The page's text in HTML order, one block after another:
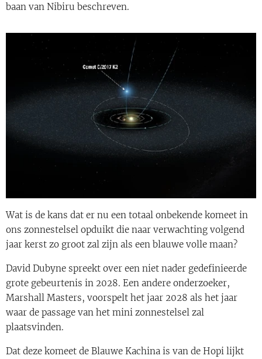
baan van Nibiru beschreven.
Wat is de kans dat er nu een totaal onbekende komeet in
ons zonnestelsel opduikt die naar verwachting volgend
jaar kerst zo groot zal zijn als een blauwe volle maan?
David Dubyne spreekt over een niet nader gedefinieerde
grote gebeurtenis in 2028. Een andere onderzoeker,
Marshall Masters, voorspelt het jaar 2028 als het jaar
waar de passage van het mini zonnestelsel zal
plaatsvinden.
Dat deze komeet de Blauwe Kachina is van de Hopi lijkt